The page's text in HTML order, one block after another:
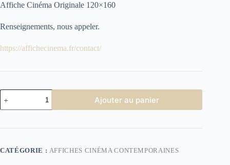
Affiche Cinéma Originale 120×160
Renseignements, nous appeler.
https://affichecinema.fr/contact/
quantité
de
Affiche
Les
Ajouter au panier
CATÉGORIE : AFFICHES CINÉMA CONTEMPORAINES